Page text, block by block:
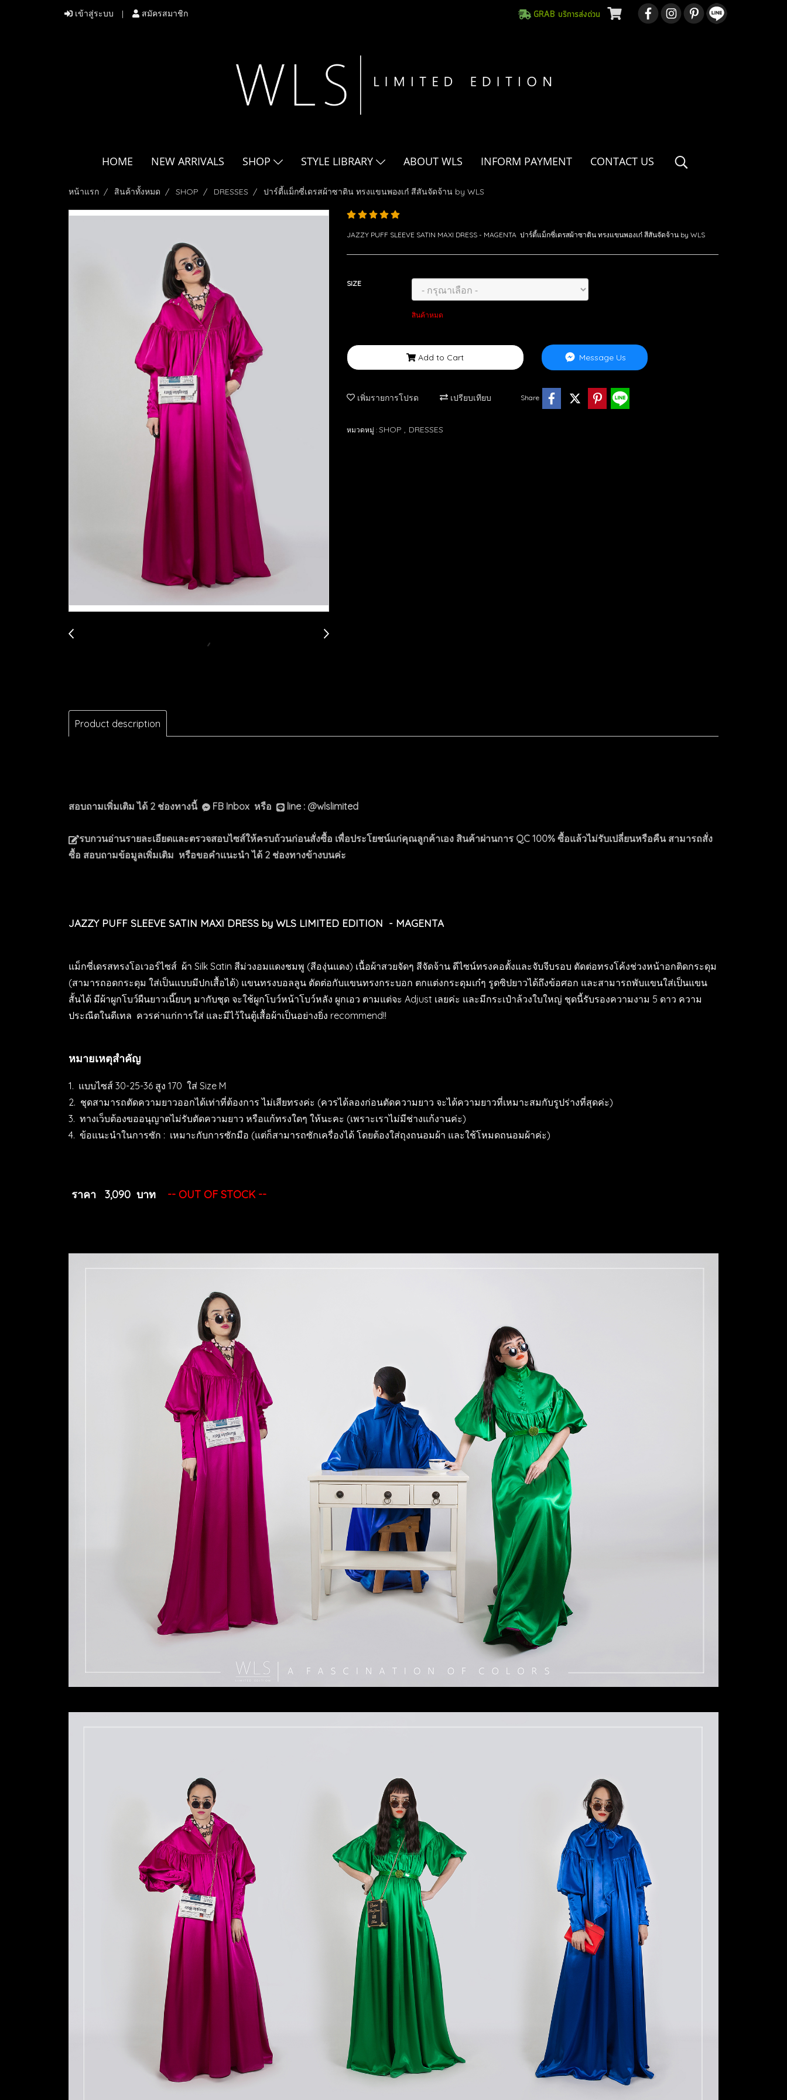
เข้าสู่ระบบ สมัครสมาชิก GRAB บริการส่งด่วน
HOME NEW ARRIVALS SHOP STYLE LIBRARY ABOUT WLS INFORM PAYMENT CONTACT US
หน้าแรก สินค้าทั้งหมด SHOP DRESSES ปาร์ตี้แม็กซี่เดรสผ้าซาติน ทรงแขนพองเก๋ สีสันจัดจ้าน by WLS
JAZZY PUFF SLEEVE SATIN MAXI DRESS - MAGENTA ปาร์ตี้แม็กซี่เดรสผ้าซาติน ทรงแขนพองเก๋ สีสันจัดจ้าน by WLS
SIZE
สินค้าหมด
Add to Cart Message Us
เพิ่มรายการโปรด เปรียบเทียบ Share
หมวดหมู่ : SHOP DRESSES
Product description
สอบถามเพิ่มเติม ได้ 2 ช่องทางนี้ FB Inbox หรือ line : @wlslimited
รบกวนอ่านรายละเอียดและตรวจสอบไซส์ให้ครบถ้วนก่อนสั่งซื้อ เพื่อประโยชน์แก่คุณลูกค้าเอง สินค้าผ่านการ QC 100% ซื้อแล้วไม่รับเปลี่ยนหรือคืน สามารถสั่ง
ซื้อ สอบถามข้อมูลเพิ่มเติม หรือขอคำแนะนำ ได้ 2 ช่องทางข้างบนค่ะ
JAZZY PUFF SLEEVE SATIN MAXI DRESS by WLS LIMITED EDITION - MAGENTA
แม็กซี่เดรสทรงโอเวอร์ไซส์ ผ้า Silk Satin สีม่วงอมแดงชมพู (สีองุ่นแดง) เนื้อผ้าสวยจัดๆ สีจัดจ้าน ดีไซน์ทรงคอตั้งและจับจีบรอบ ตัดต่อทรงโค้งช่วงหน้าอกติดกระดุม
(สามารถอดกระดุม ใส่เป็นแบบมีปกเสื้อได้) แขนทรงบอลลูน ตัดต่อกับแขนทรงกระบอก ตกแต่งกระดุมเก๋ๆ รูดซิปยาวได้ถึงข้อศอก และสามารถพับแขนใส่เป็นแขน
สั้นได้ มีผ้าผูกโบว์ผืนยาวเนี๊ยบๆ มากับชุด จะใช้ผูกโบว์หน้าโบว์หลัง ผูกเอว ตามแต่จะ Adjust เลยค่ะ และมีกระเป๋าล้วงใบใหญ่ ชุดนี้รับรองความงาม 5 ดาว ความ
ประณีตในดีเทล ควรค่าแก่การใส่ และมีไว้ในตู้เสื้อผ้าเป็นอย่างยิ่ง recommend!!
หมายเหตุสำคัญ
1. แบบไซส์ 30-25-36 สูง 170 ใส่ Size M
2. ชุดสามารถตัดความยาวออกได้เท่าที่ต้องการ ไม่เสียทรงค่ะ (ควรได้ลองก่อนตัดความยาว จะได้ความยาวที่เหมาะสมกับรูปร่างที่สุดค่ะ)
3. ทางเว็บต้องขออนุญาตไม่รับตัดความยาว หรือแก้ทรงใดๆ ให้นะคะ (เพราะเราไม่มีช่างแก้งานค่ะ)
4. ข้อแนะนำในการซัก : เหมาะกับการซักมือ (แต่ก็สามารถซักเครื่องได้ โดยต้องใส่ถุงถนอมผ้า และใช้โหมดถนอมผ้าค่ะ)
ราคา 3,090 บาท -- OUT OF STOCK --